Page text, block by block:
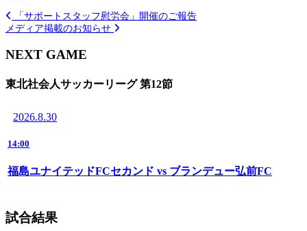
「サポートスタッフ慰労会」開催のご報告
メディア掲載のお知らせ
NEXT GAME
東北社会人サッカーリーグ 第12節
2026.8.30
14:00
福島ユナイテッドFCセカンド vs ブランデュー弘前FC
試合結果